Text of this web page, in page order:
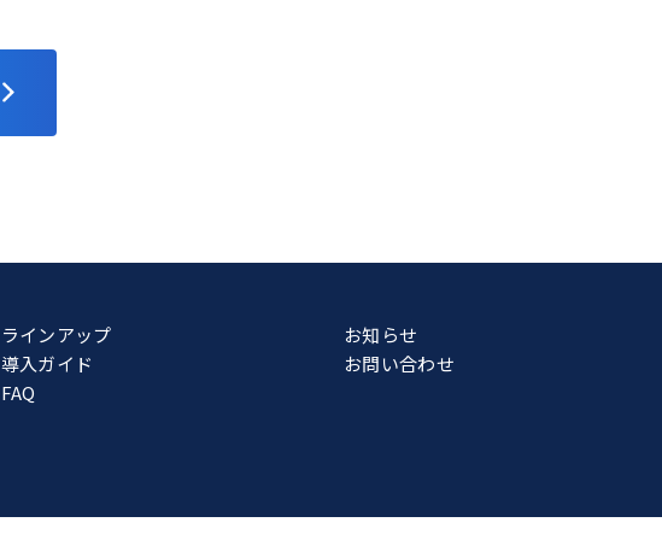
ラインアップ
導入ガイド
FAQ
お知らせ
お問い合わせ